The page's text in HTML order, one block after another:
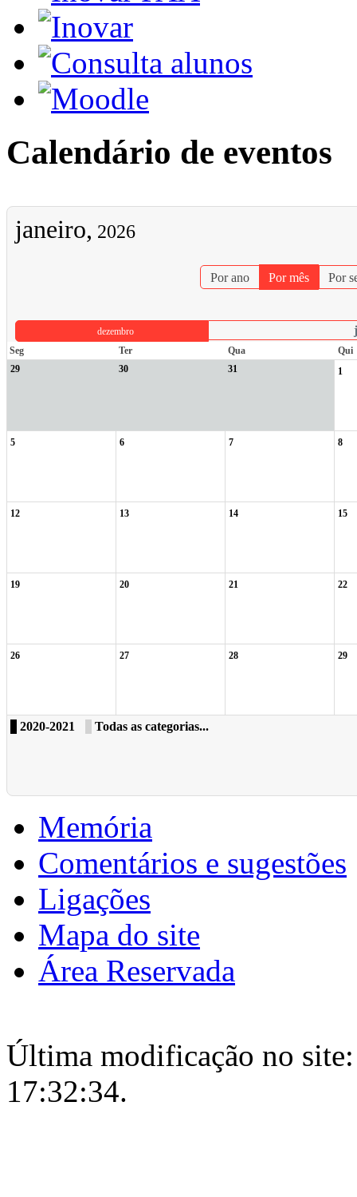
Calendário de eventos
janeiro, 2026
Por ano Por mês Por
dezembro
Seg Ter Qua
Qui
29
30 31 1
5 6 7 8
12 13 14 15
19 20 21 22
26 27 28 29
2020-2021 Todas as categorias...
Memória
Comentários e sugestões
Ligações
Mapa do site
Área Reservada
Última modificação no
17:32:34.